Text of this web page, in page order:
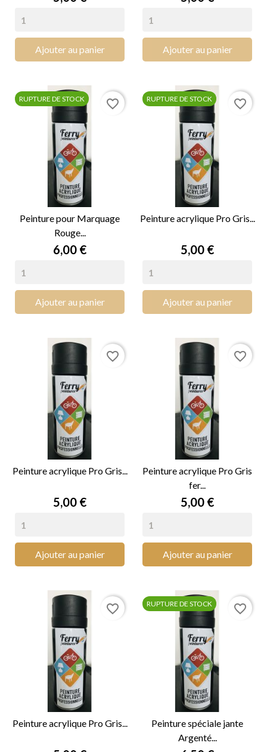
Ajouter au panier Ajouter au panier
Peinture pour Marquage
Rouge...
Prix
6,00 €
Ajouter au panier
RUPTURE DE STOCK favorite_border
Peinture acrylique Pro Gris...
Prix
5,00 €
Ajouter au panier
RUPTURE DE STOCK favorite_border
Peinture acrylique Pro Gris...
Prix
5,00 €
Ajouter au panier
favorite_border
Peinture acrylique Pro Gris
fer...
Prix
5,00 €
Ajouter au panier
favorite_border
Peinture acrylique Pro Gris...
favorite_border
Peinture spéciale jante
Argenté...
RUPTURE DE STOCK favorite_border